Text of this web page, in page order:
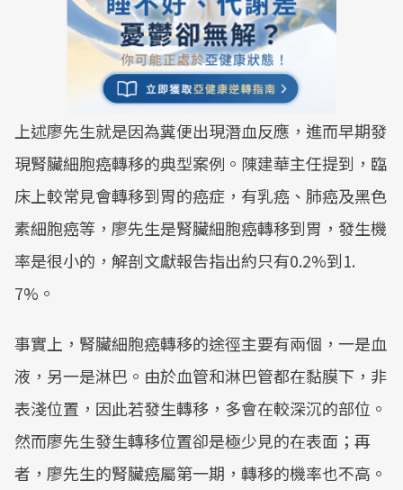
上述廖先生就是因為糞便出現潛血反應，進而早期發
現腎臟細胞癌轉移的典型案例。陳建華主任提到，臨
床上較常見會轉移到胃的癌症，有乳癌、肺癌及黑色
素細胞癌等，廖先生是腎臟細胞癌轉移到胃，發生機
率是很小的，解剖文獻報告指出約只有0.2%到1.
7%。
事實上，腎臟細胞癌轉移的途徑主要有兩個，一是血
液，另一是淋巴。由於血管和淋巴管都在黏膜下，非
表淺位置，因此若發生轉移，多會在較深沉的部位。
然而廖先生發生轉移位置卻是極少見的在表面；再
者，廖先生的腎臟癌屬第一期，轉移的機率也不高。